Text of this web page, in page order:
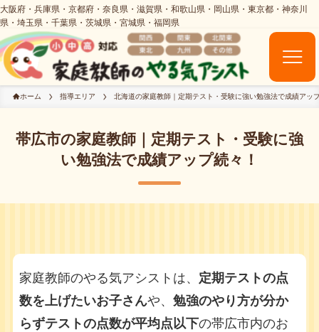
ホーム 指導エリア 北海道の家庭教師｜定期テスト・受験に強い勉強法で成績アッ
帯広市の家庭教師｜定期テスト・受験に強
い勉強法で成績アップ続々！
家庭教師のやる気アシストは、 定期テストの点
数を上げたいお子さんや、 勉強のやり方が分か
らずテストの点数が平均点以下の帯広市内のお